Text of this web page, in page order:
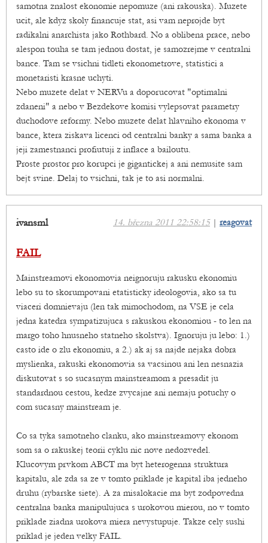
samotna znalost ekonomie nepomuze (ani rakouska). Muzete
ucit, ale kdyz skoly financuje stat, asi vam neprojde byt
radikalni anarchista jako Rothbard. No a oblibena prace, nebo
alespon touha se tam jednou dostat, je samozrejme v centralni
bance. Tam se vsichni tidleti ekonometrove, statistici a
monetaristi krasne uchyti.
Nebo muzete delat v NERVu a doporucovat "optimalni
zdaneni" a nebo v Bezdekove komisi vylepsovat parametry
duchodove reformy. Nebo muzete delat hlavniho ekonoma v
bance, ktera ziskava licenci od centralni banky a sama banka a
jeji zamestnanci profiutuji z inflace a bailoutu.
Proste prostor pro korupci je gigantickej a ani nemusite sam
bejt svine. Delaj to vsichni, tak je to asi normalni.
14. března 2011 22:58:15| reagovat
ivansml
FAIL
Mainstreamovi ekonomovia neignoruju rakusku ekonomiu
lebo su to skorumpovani etatisticky ideologovia, ako sa tu
viaceri domnievaju (len tak mimochodom, na VSE je cela
jedna katedra sympatizujuca s rakuskou ekonomiou - to len na
margo toho hnusneho statneho skolstva). Ignoruju ju lebo: 1.)
casto ide o zlu ekonomiu, a 2.) ak aj sa najde nejaka dobra
myslienka, rakuski ekonomovia sa vacsinou ani len nesnazia
diskutovat s so sucasnym mainstreamom a presadit ju
standardnou cestou, kedze zvycajne ani nemaju potuchy o
com sucasny mainstream je.
Co sa tyka samotneho clanku, ako mainstreamovy ekonom
som sa o rakuskej teorii cyklu nic nove nedozvedel.
Klucovym prvkom ABCT ma byt heterogenna struktura
kapitalu, ale zda sa ze v tomto priklade je kapital iba jedneho
druhu (rybarske siete). A za misalokacie ma byt zodpovedna
centralna banka manipulujuca s urokovou mierou, no v tomto
priklade ziadna urokova miera nevystupuje. Takze cely sushi
priklad je jeden velky FAIL.